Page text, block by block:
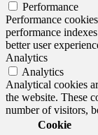
Performance
Performance
performance
better user
Analytics
Analytics
Analytical cookies
the website. These
number of visitors,
Cookie